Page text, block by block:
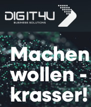
Machen
wollen -
krasser!